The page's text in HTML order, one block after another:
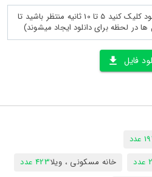
پس از لود کامل صفحه روی دانلود کلیک کنید 5 تا 10 ثانیه منتظر باشید تا
ها در لحظه برای دانلود ایجاد میشوند)
فایل
خانه مسکونی ، ویلا423 عدد